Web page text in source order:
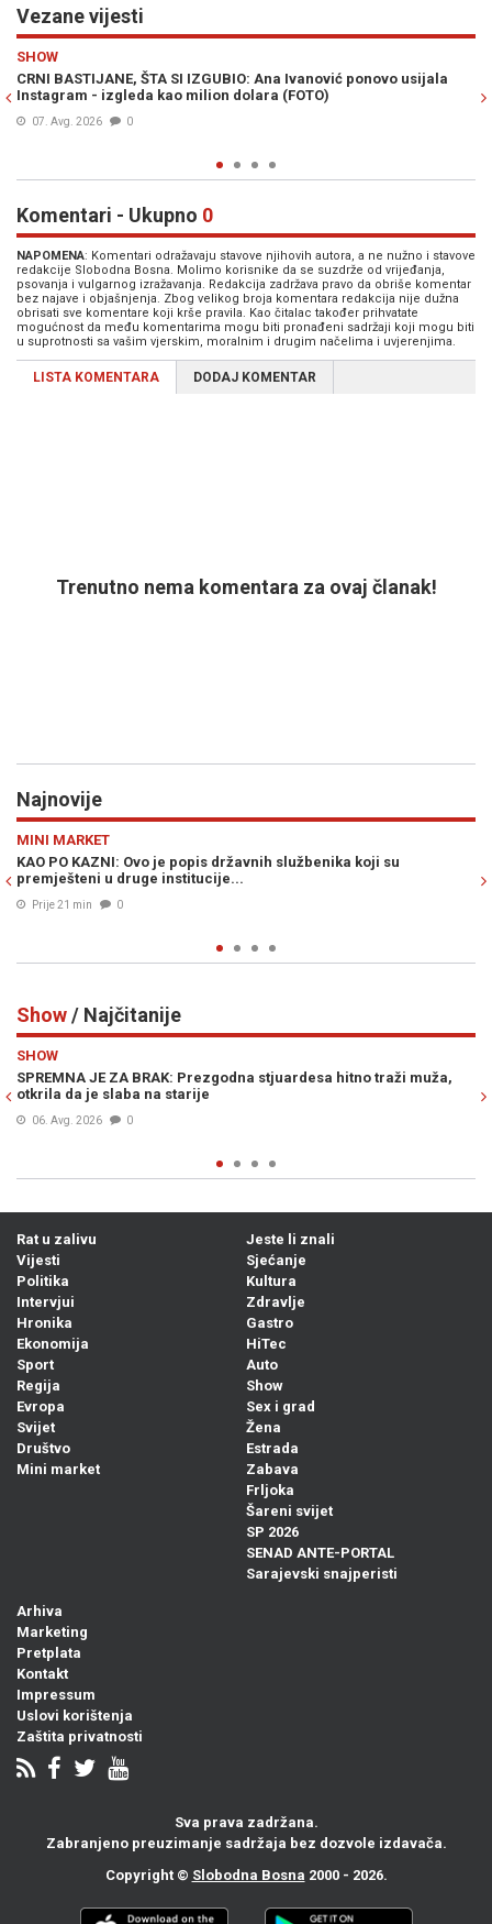
Vezane vijesti
usijala
USRED RAZVODA SA ANOM IVANOVIĆ KUPIO VILU
Bastian Schweinsteiger iskeširao milione za novi dom
06. Avg. 2026
Komentari - Ukupno 0
NAPOMENA: Komentari odražavaju stavove njihovih autora, a ne nužno i stavove
redakcije Slobodna Bosna. Molimo korisnike da se suzdrže od vrijeđanja,
psovanja i vulgarnog izražavanja. Redakcija zadržava pravo da obriše komentar
bez najave i objašnjenja. Zbog velikog broja komentara redakcija nije dužna
obrisati sve komentare koji krše pravila. Kao čitalac također prihvatate
mogućnost da među komentarima mogu biti pronađeni sadržaji koji mogu biti
u suprotnosti sa vašim vjerskim, moralnim i drugim načelima i uvjerenjima.
LISTA KOMENTARA DODAJ KOMENTAR
Trenutno nema komentara za ovaj članak!
Najnovije
SVIJET
AMERIKANCI ZVONE NA UZBUNU: Putin bi mogao testirati
ograničenim napadom...
Prije 34 min
Show/ Najčitanije
muža,
DILETTA LEOTTA POZIRALA U LJETNOM IZDANJU: Ovo je
granici legalnog, fanovi je zasuli komplimentima (FOTO)
06. Avg. 2026
Rat u zalivu
Vijesti
Politika
Intervjui
Hronika
Ekonomija
Sport
Regija
Evropa
Svijet
Društvo
Mini market
Jeste li znali
Sjećanje
Kultura
Zdravlje
Gastro
HiTec
Auto
Show
Sex i grad
Žena
Estrada
Zabava
Frljoka
Šareni svijet
SP 2026
SENAD ANTE-PORTAL
Sarajevski snajperisti
Arhiva
Marketing
Pretplata
Kontakt
Impressum
Uslovi korištenja
Zaštita privatnosti
Sva prava zadržana.
Zabranjeno preuzimanje sadržaja bez dozvole izdavača.
Copyright © Slobodna Bosna 2000 - 2026.